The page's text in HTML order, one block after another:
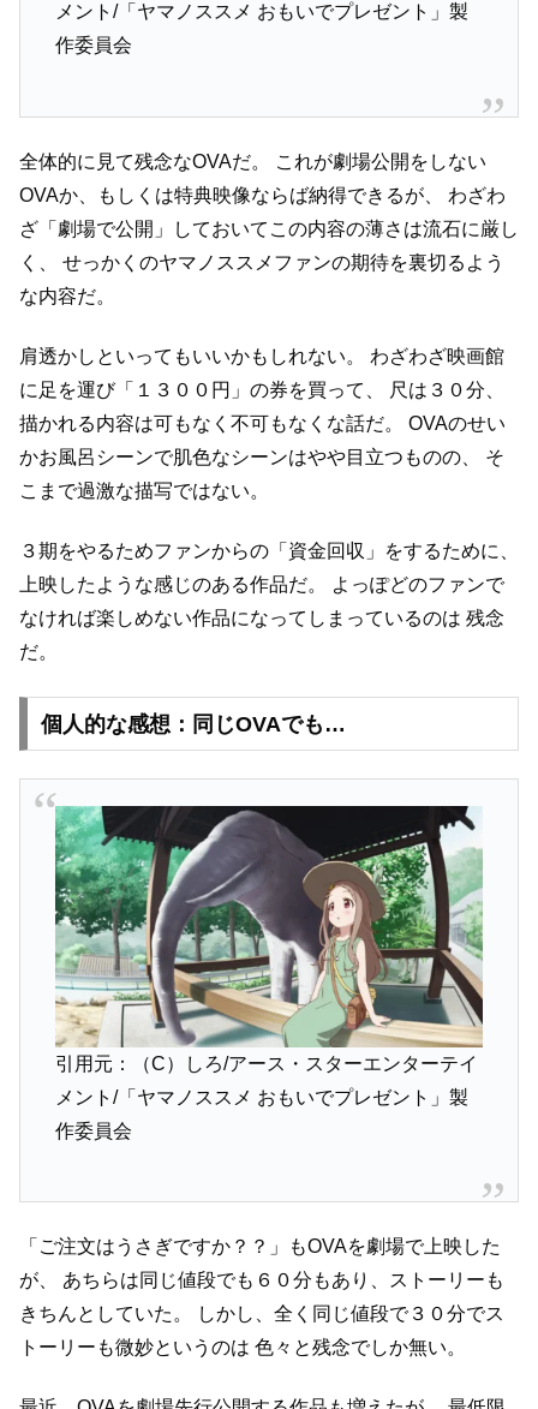
メント/「ヤマノススメ おもいでプレゼント」製
作委員会
全体的に見て残念なOVAだ。
これが劇場公開をしない
OVAか、もしくは特典映像ならば納得できるが、
わざわ
ざ「劇場で公開」しておいてこの内容の薄さは流石に厳し
く、
せっかくのヤマノススメファンの期待を裏切るよう
な内容だ。
肩透かしといってもいいかもしれない。
わざわざ映画館
に足を運び「１３００円」の券を買って、
尺は３０分、
描かれる内容は可もなく不可もなくな話だ。
OVAのせい
かお風呂シーンで肌色なシーンはやや目立つものの、
そ
こまで過激な描写ではない。
３期をやるためファンからの「資金回収」をするために、
上映したような感じのある作品だ。
よっぽどのファンで
なければ楽しめない作品になってしまっているのは 残念
だ。
個人的な感想：同じOVAでも…
引用元：（C）しろ/アース・スターエンターテイ
メント/「ヤマノススメ おもいでプレゼント」製
作委員会
「ご注文はうさぎですか？？」もOVAを劇場で上映した
が、
あちらは同じ値段でも６０分もあり、ストーリーも
きちんとしていた。
しかし、全く同じ値段で３０分でス
トーリーも微妙というのは 色々と残念でしか無い。